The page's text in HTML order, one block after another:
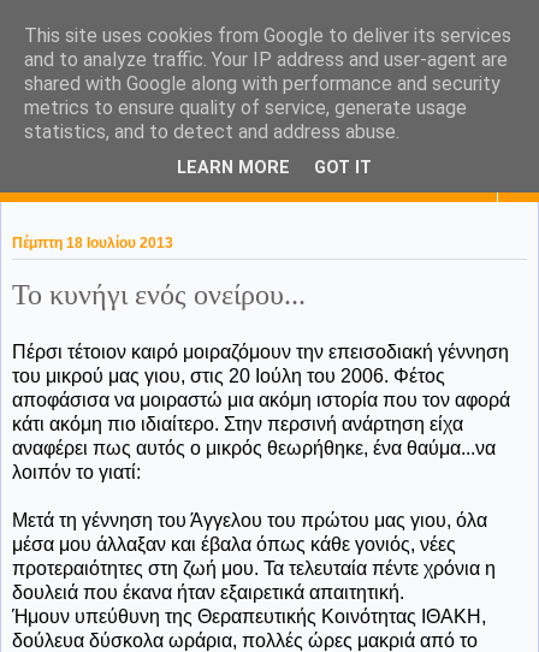
KaPa. Me without you...tea
without a biscuit!
Πέμπτη 18 Ιουλίου 2013
Το κυνήγι ενός ονείρου...
Πέρσι τέτοιον καιρό μοιραζόμουν την επεισοδιακή γέννηση
του μικρού μας γιου, στις 20 Ιούλη του 2006. Φέτος
αποφάσισα να μοιραστώ μια ακόμη ιστορία που τον αφορά
κάτι ακόμη πιο ιδιαίτερο. Στην περσινή ανάρτηση είχα
αναφέρει πως αυτός ο μικρός θεωρήθηκε, ένα θαύμα...να
λοιπόν το γιατί:
Μετά τη γέννηση του Άγγελου του πρώτου μας γιου, όλα
μέσα μου άλλαξαν και έβαλα όπως κάθε γονιός, νέες
προτεραιότητες στη ζωή μου. Τα τελευταία πέντε χρόνια η
δουλειά που έκανα ήταν εξαιρετικά απαιτητική.
Ήμουν υπεύθυνη της Θεραπευτικής Κοινότητας ΙΘΑΚΗ,
δούλευα δύσκολα ωράρια, πολλές ώρες μακριά από το
This site uses cookies from Google to deliver its services
and to analyze traffic. Your IP address and user-agent are
shared with Google along with performance and security
metrics to ensure quality of service, generate usage
statistics, and to detect and address abuse.
LEARN MORE GOT IT